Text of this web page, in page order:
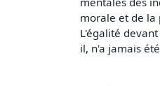
morale et de la
L'égalité
il, n'a jamais